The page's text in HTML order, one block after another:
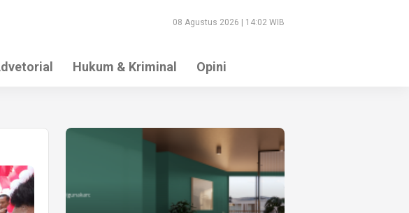
08 Agustus 2026 | 14:02 WIB
Hukum & Kriminal Opini